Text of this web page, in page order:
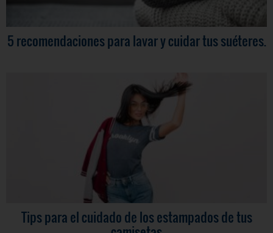
5 recomendaciones para lavar y cuidar tus suéteres.
Tips para el cuidado de los estampados de tus